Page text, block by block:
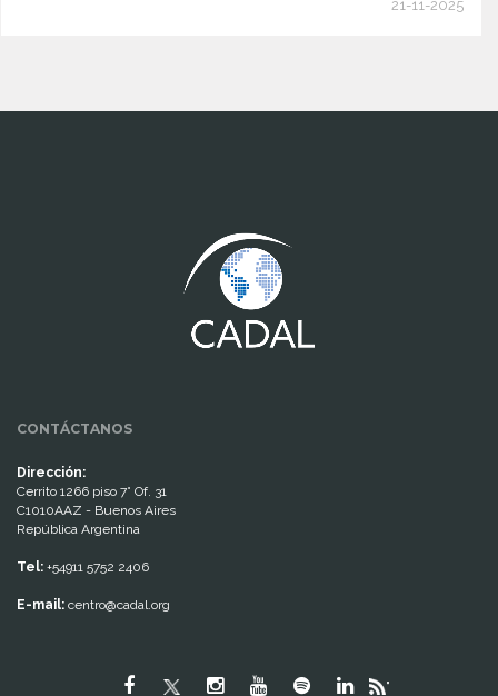
21-11-2025
CONTÁCTANOS
Dirección:
Cerrito 1266 piso 7° Of. 31
C1010AAZ - Buenos Aires
República Argentina
Tel: +54911 5752 2406
E-mail: centro@cadal.org
"